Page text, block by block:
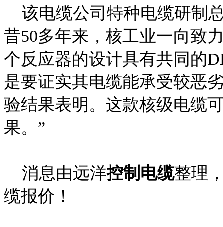
该电缆公司特种电缆研制
昔50多年来，核工业一向致
个反应器的设计具有共同的
是要证实其电缆能承受较恶
验结果表明。这款核级电缆
果。”
消息由远洋控制电缆整理
缆报价！